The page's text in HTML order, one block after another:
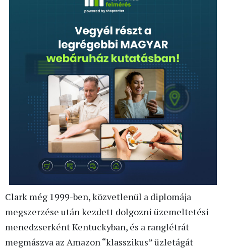
Clark még 1999-ben, közvetlenül a diplomája
megszerzése után kezdett dolgozni üzemeltetési
menedzserként Kentuckyban, és a ranglétrát
megmászva az Amazon “klasszikus” üzletágát